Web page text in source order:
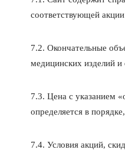
соответствующей
7.2. Окончательные
медицинских изделий и
7.3. Цена с указанием
определяется в
7.4. Условия акций,